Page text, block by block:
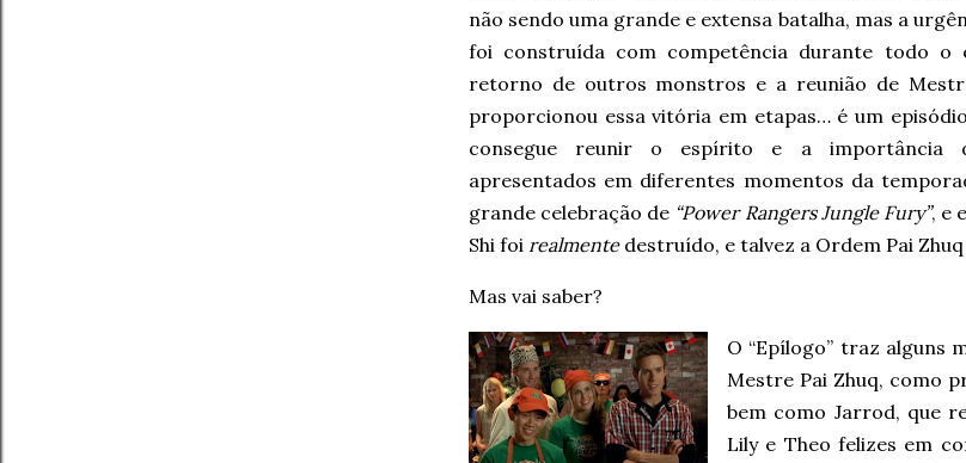
não sendo uma grande e extensa batalha, mas a
foi construída com competência durante todo o
retorno de outros monstros e a reunião de
proporcionou essa vitória em etapas… é um
consegue reunir o espírito e a importância
apresentados em diferentes momentos da
grande celebração de “Power Rangers Jungle Fury”, e
Shi foi realmentedestruído, e talvez a Ordem Pai
Mas vai saber?
O “Epílogo” traz alguns
Mestre Pai Zhuq, como
bem como Jarrod, que
Lily e Theo felizes em